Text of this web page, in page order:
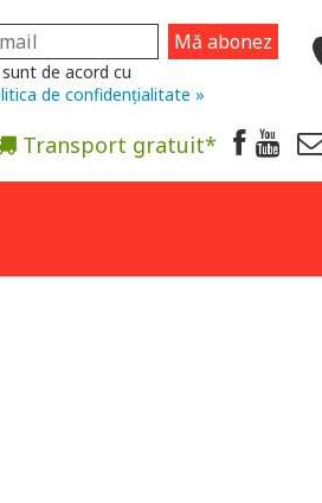
sunt de acord cu
de confidențialitate »
Transport gratuit*